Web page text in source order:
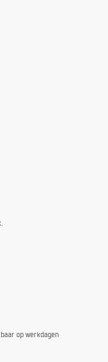
op werkdagen